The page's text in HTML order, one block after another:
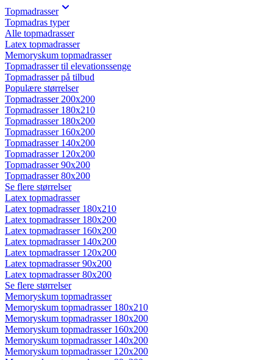
Topmadrasser
Topmadras typer
Alle topmadrasser
Latex topmadrasser
Memoryskum topmadrasser
Topmadrasser til elevationssenge
Topmadrasser på tilbud
Populære størrelser
Topmadrasser 200x200
Topmadrasser 180x210
Topmadrasser 180x200
Topmadrasser 160x200
Topmadrasser 140x200
Topmadrasser 120x200
Topmadrasser 90x200
Topmadrasser 80x200
Se flere størrelser
Latex topmadrasser
Latex topmadrasser 180x210
Latex topmadrasser 180x200
Latex topmadrasser 160x200
Latex topmadrasser 140x200
Latex topmadrasser 120x200
Latex topmadrasser 90x200
Latex topmadrasser 80x200
Se flere størrelser
Memoryskum topmadrasser
Memoryskum topmadrasser 180x210
Memoryskum topmadrasser 180x200
Memoryskum topmadrasser 160x200
Memoryskum topmadrasser 140x200
Memoryskum topmadrasser 120x200